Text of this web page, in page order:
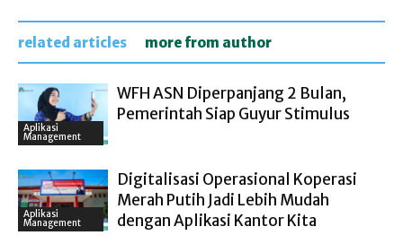
related articles more from author
Aplikasi
Management
WFH ASN Diperpanjang 2 Bulan,
Pemerintah Siap Guyur Stimulus
Aplikasi
Management
Digitalisasi Operasional Koperasi
Merah Putih Jadi Lebih Mudah
dengan Aplikasi Kantor Kita